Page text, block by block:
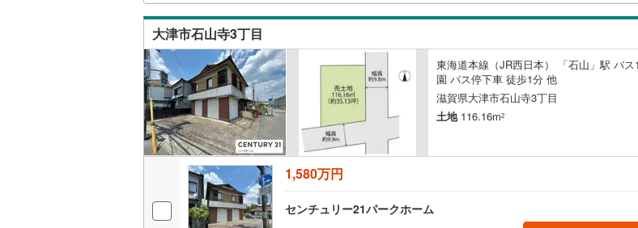
大津市石山寺3丁目
東海道本線（JR西日本） 「石山」駅 バ
園 バス停下車 徒歩1分 他
滋賀県大津市石山寺3丁目
土地116.16m2
1,580万円
センチュリー21パークホーム